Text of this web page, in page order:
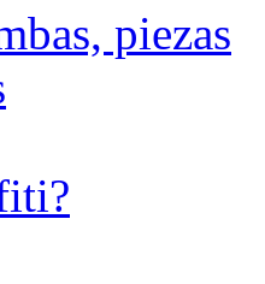
piezas